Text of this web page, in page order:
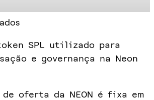
token SPL utilizado para
e governança na Neon
oferta da NEON é fixa em